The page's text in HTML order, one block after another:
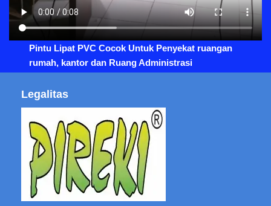
Pintu Lipat PVC Cocok Untuk Penyekat ruangan
rumah, kantor dan Ruang Administrasi
Legalitas